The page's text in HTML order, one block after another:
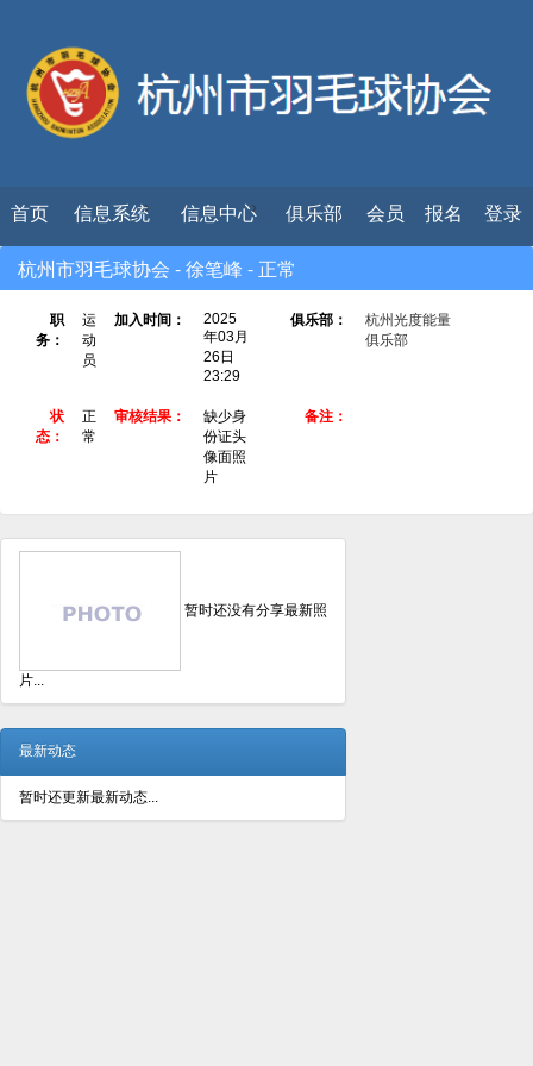
首页 信息系统 信息中心 俱乐部 会员 报名 登录
杭州市羽毛球协会 - 徐笔峰 - 正常
职
务：
运
动
员
加入时间：
2025
年03月
26日
23:29
俱乐部：
杭州光度能量
俱乐部
状
态：
正
常
审核结果：
缺少身
份证头
像面照
片
备注：
暂时还没有分享最新照
片...
最新动态
暂时还更新最新动态...